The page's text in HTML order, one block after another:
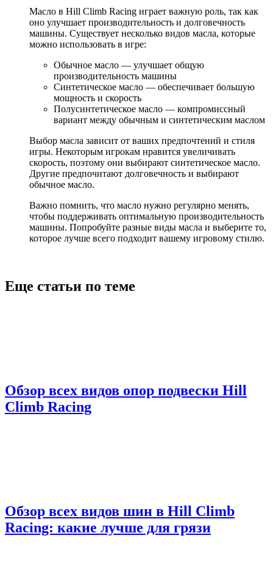
Масло в Hill Climb Racing играет важную роль, так как
оно улучшает производительность и долговечность
машины. Существует несколько видов масла, которые
можно использовать в игре:
Обычное масло — улучшает общую
производительность машины
Синтетическое масло — обеспечивает большую
мощность и скорость
Полусинтетическое масло — компромиссный
вариант между обычным и синтетическим маслом
Выбор масла зависит от ваших предпочтений и стиля
игры. Некоторым игрокам нравится увеличивать
скорость, поэтому они выбирают синтетическое масло.
Другие предпочитают долговечность и выбирают
обычное масло.
Важно помнить, что масло нужно регулярно менять,
чтобы поддерживать оптимальную производительность
машины. Попробуйте разные виды масла и выберите то,
которое лучше всего подходит вашему игровому стилю.
Еще статьи по теме
Обзор всех видов опор подвески Hill
Climb Racing
Обзор всех видов шин в Hill Climb
Racing: какие лучше для грязи